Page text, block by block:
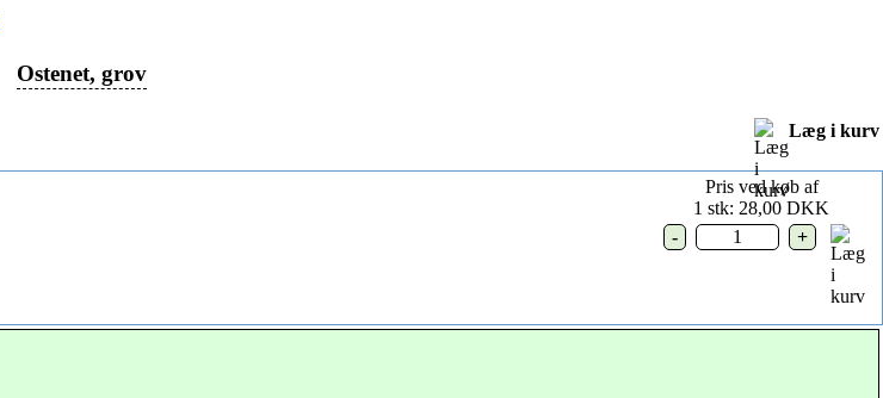
Ostenet, grov
Læg i kurv
Pris ved køb af
1 stk: 28,00 DKK